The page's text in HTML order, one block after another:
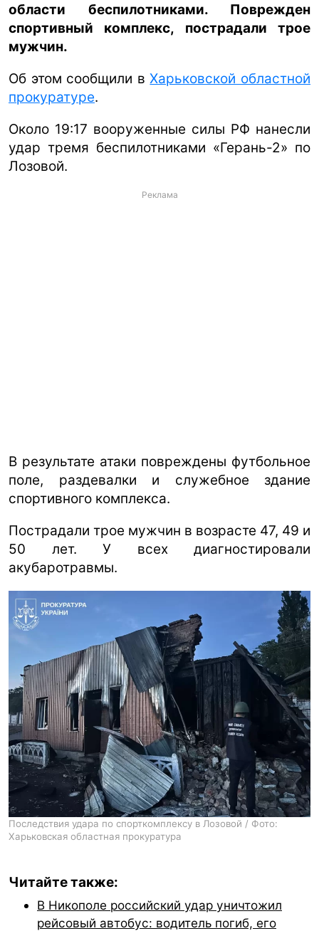
области беспилотниками. Поврежден
спортивный комплекс, пострадали трое
мужчин.
Об этом сообщили вХарьковской областной
прокуратуре.
Около 19:17 вооруженные силы РФ нанесли
удар тремя беспилотниками «Герань-2» по
Лозовой.
Реклама
В результате атаки повреждены футбольное
поле, раздевалки и служебное здание
спортивного комплекса.
Пострадали трое мужчин в возрасте 47, 49 и
50 лет. У всех диагностировали
акубаротравмы.
Последствия удара по спорткомплексу в Лозовой / Фото:
Харьковская областная прокуратура
Читайте также:
В Никополе российский удар уничтожил
рейсовый автобус: водитель погиб, его